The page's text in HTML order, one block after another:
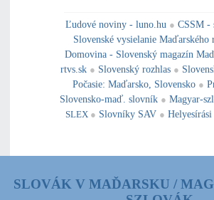
Ľudové noviny - luno.hu ● CSSM -
Slovenské vysielanie Maďarského
Domovina - Slovenský magazín
rtvs.sk ● Slovenský rozhlas ●
Počasie: Maďarsko Slovensko ●
Slovensko-maď. slovník ● Magyar-
SLEX ● Slovníky SAV ● Helyesírási
SLOVÁK V MAĎARSKU /